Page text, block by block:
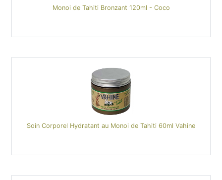
Monoi de Tahiti Bronzant 120ml - Coco
Soin Corporel Hydratant au Monoi de Tahiti 60ml Vahine